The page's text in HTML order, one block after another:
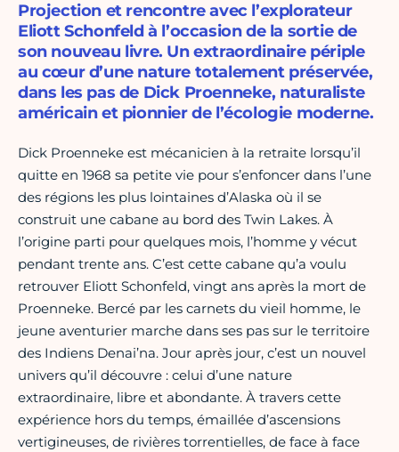
Projection et rencontre avec l’explorateur
Eliott Schonfeld à l’occasion de la sortie de
son nouveau livre. Un extraordinaire périple
au cœur d’une nature totalement préservée,
dans les pas de Dick Proenneke, naturaliste
américain et pionnier de l’écologie moderne.
Dick Proenneke est mécanicien à la retraite lorsqu’il
quitte en 1968 sa petite vie pour s’enfoncer dans l’une
des régions les plus lointaines d’Alaska où il se
construit une cabane au bord des Twin Lakes. À
l’origine parti pour quelques mois, l’homme y vécut
pendant trente ans. C’est cette cabane qu’a voulu
retrouver Eliott Schonfeld, vingt ans après la mort de
Proenneke. Bercé par les carnets du vieil homme, le
jeune aventurier marche dans ses pas sur le territoire
des Indiens Denai’na. Jour après jour, c’est un nouvel
univers qu’il découvre : celui d’une nature
extraordinaire, libre et abondante. À travers cette
expérience hors du temps, émaillée d’ascensions
vertigineuses, de rivières torrentielles, de face à face